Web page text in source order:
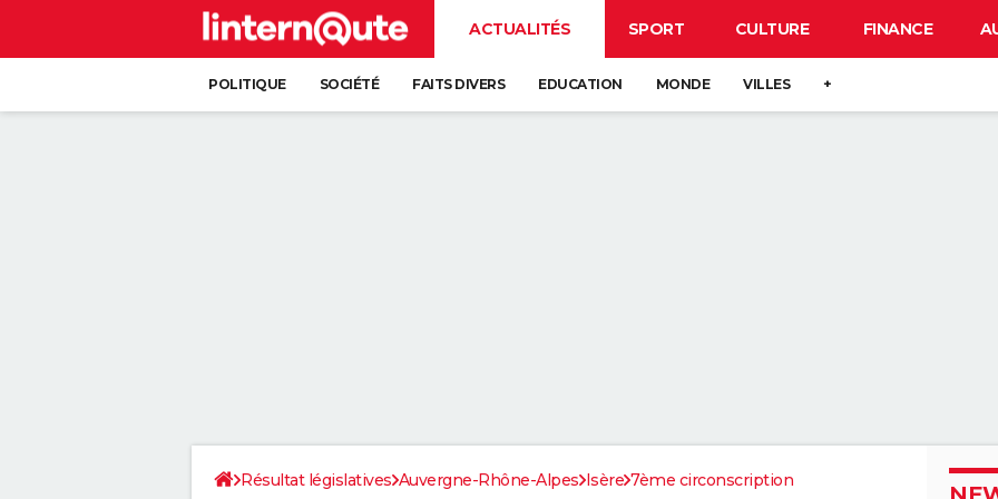
ACTUALITÉS SPORT CULTURE FINANCE
POLITIQUE SOCIÉTÉ FAITS DIVERS EDUCATION MONDE VILLES +
Résultat législatives Auvergne-Rhône-Alpes Isère 7ème circonscription